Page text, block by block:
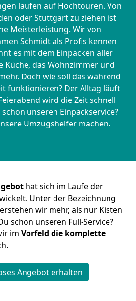
laufen auf Hochtouren. Von
oder Stuttgart zu ziehen ist
Meisterleistung. Wir von
Schmidt als Profis kennen
es mit dem Einpacken aller
Küche, das Wohnzimmer und
Doch wie soll das während
funktionieren? Der Alltag läuft
wird die Zeit schnell
unseren Einpackservice?
Umzugshelfer machen.
hat sich im Laufe der
Unter der Bezeichnung
wir mehr, als nur Kisten
schon unseren Full-Service?
im Vorfeld die komplette
Angebot erhalten